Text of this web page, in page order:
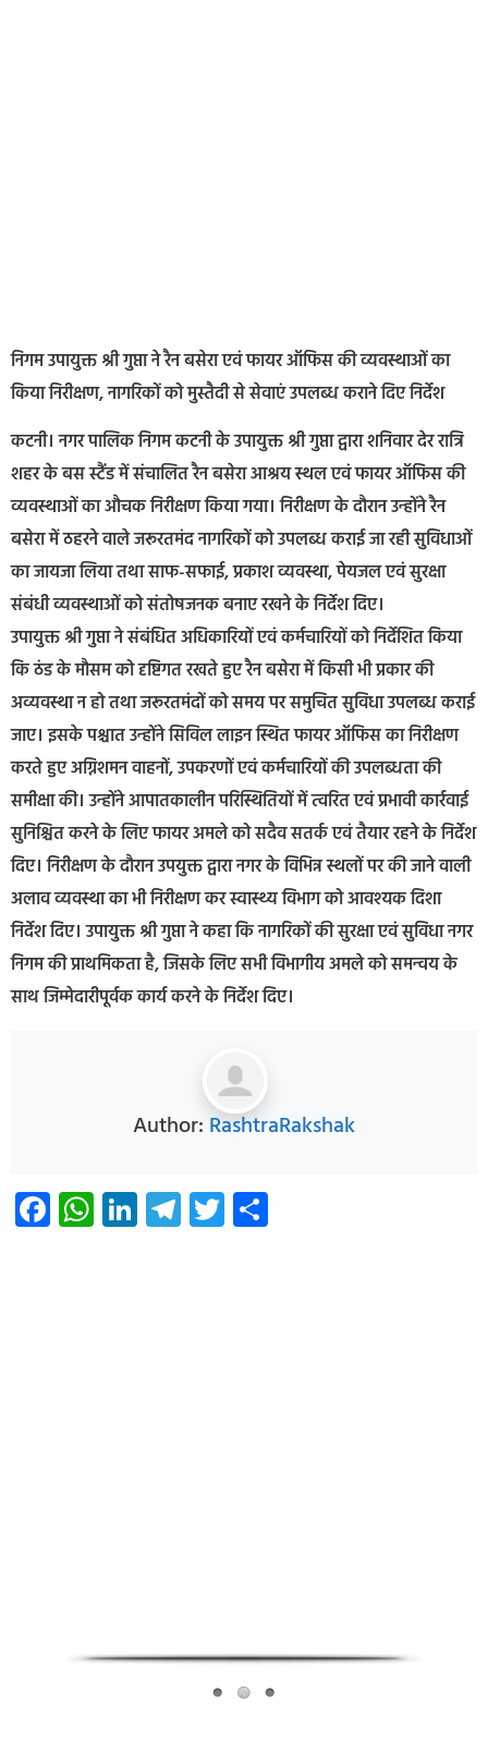
निगम उपायुक्त श्री गुप्ता ने रैन बसेरा एवं फायर ऑफिस की व्यवस्थाओं का
किया निरीक्षण, नागरिकों को मुस्तैदी से सेवाएं उपलब्ध कराने दिए निर्देश
कटनी। नगर पालिक निगम कटनी के उपायुक्त श्री गुप्ता द्वारा शनिवार देर रात्रि
शहर के बस स्टैंड में संचालित रैन बसेरा आश्रय स्थल एवं फायर ऑफिस की
व्यवस्थाओं का औचक निरीक्षण किया गया। निरीक्षण के दौरान उन्होंने रैन
बसेरा में ठहरने वाले जरूरतमंद नागरिकों को उपलब्ध कराई जा रही सुविधाओं
का जायजा लिया तथा साफ-सफाई, प्रकाश व्यवस्था, पेयजल एवं सुरक्षा
संबंधी व्यवस्थाओं को संतोषजनक बनाए रखने के निर्देश दिए।
उपायुक्त श्री गुप्ता ने संबंधित अधिकारियों एवं कर्मचारियों को निर्देशित किया
कि ठंड के मौसम को दृष्टिगत रखते हुए रैन बसेरा में किसी भी प्रकार की
अव्यवस्था न हो तथा जरूरतमंदों को समय पर समुचित सुविधा उपलब्ध कराई
जाए। इसके पश्चात उन्होंने सिविल लाइन स्थित फायर ऑफिस का निरीक्षण
करते हुए अग्निशमन वाहनों, उपकरणों एवं कर्मचारियों की उपलब्धता की
समीक्षा की। उन्होंने आपातकालीन परिस्थितियों में त्वरित एवं प्रभावी कार्रवाई
सुनिश्चित करने के लिए फायर अमले को सदैव सतर्क एवं तैयार रहने के निर्देश
दिए। निरीक्षण के दौरान उपयुक्त द्वारा नगर के विभिन्न स्थलों पर की जाने वाली
अलाव व्यवस्था का भी निरीक्षण कर स्वास्थ्य विभाग को आवश्यक दिशा
निर्देश दिए। उपायुक्त श्री गुप्ता ने कहा कि नागरिकों की सुरक्षा एवं सुविधा नगर
निगम की प्राथमिकता है, जिसके लिए सभी विभागीय अमले को समन्वय के
साथ जिम्मेदारीपूर्वक कार्य करने के निर्देश दिए।
Author: RashtraRakshak
Facebook
WhatsApp
LinkedIn
Telegram
Twitter